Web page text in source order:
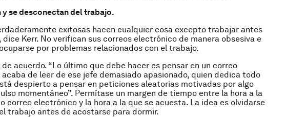
y se desconectan del trabajo.
exitosas hacen cualquier cosa excepto trabajar antes
dice Kerr. No verifican sus correos electrónico de manera obsesiva e
por problemas relacionados con el trabajo.
acuerdo. “Lo último que debe hacer es pensar en un correo
de leer de ese jefe demasiado apasionado, quien dedica todo
despierto a pensar en peticiones aleatorias motivadas por algo
momentáneo”. Permítase un margen de tiempo entre la hora a la
correo electrónico y la hora a la que se acuesta. La idea es olvidarse
trabajo antes de acostarse para dormir.